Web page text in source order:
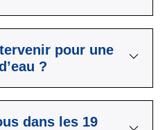
pour une
?
dans les 19